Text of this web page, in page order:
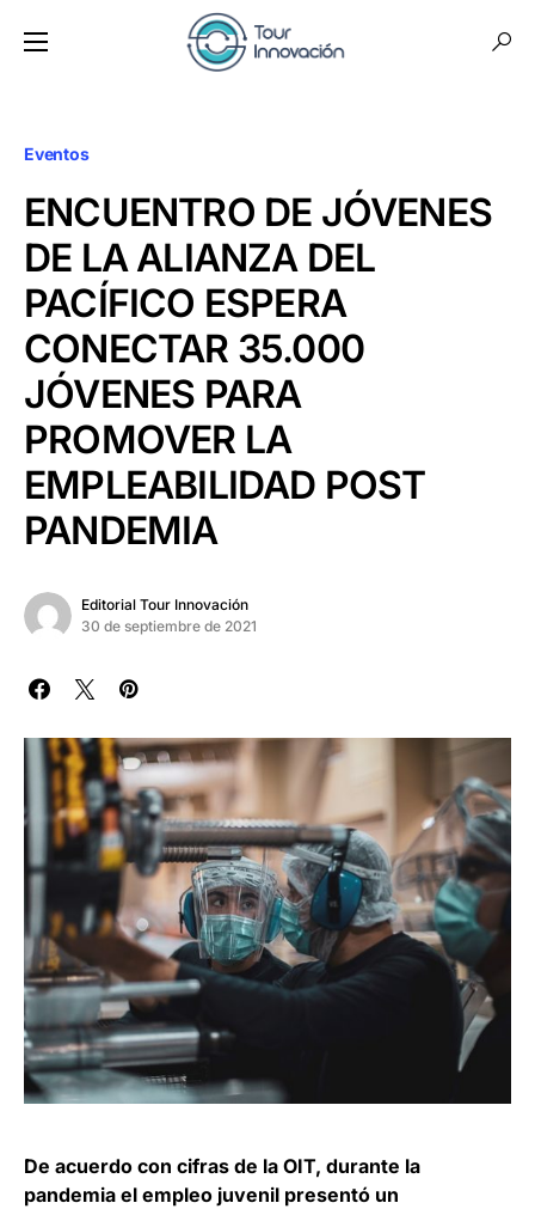
Eventos
ENCUENTRO DE JÓVENES
DE LA ALIANZA DEL
PACÍFICO ESPERA
CONECTAR 35.000
JÓVENES PARA
PROMOVER LA
EMPLEABILIDAD POST
PANDEMIA
Editorial Tour Innovación
30 de septiembre de 2021
De acuerdo con cifras de la OIT, durante la
pandemia el empleo juvenil presentó un